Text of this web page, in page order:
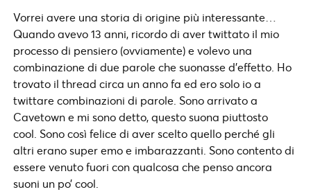
Vorrei avere una storia di origine più interessante…
Quando avevo 13 anni, ricordo di aver twittato il mio
processo di pensiero (ovviamente) e volevo una
combinazione di due parole che suonasse d’effetto. Ho
trovato il thread circa un anno fa ed ero solo io a
twittare combinazioni di parole. Sono arrivato a
Cavetown e mi sono detto, questo suona piuttosto
cool. Sono così felice di aver scelto quello perché gli
altri erano super emo e imbarazzanti. Sono contento di
essere venuto fuori con qualcosa che penso ancora
suoni un po’ cool.